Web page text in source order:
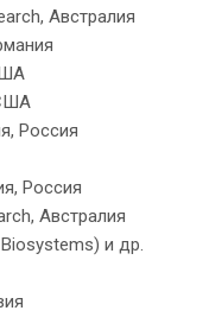
Австралия
Россия
Россия
Австралия
и др.